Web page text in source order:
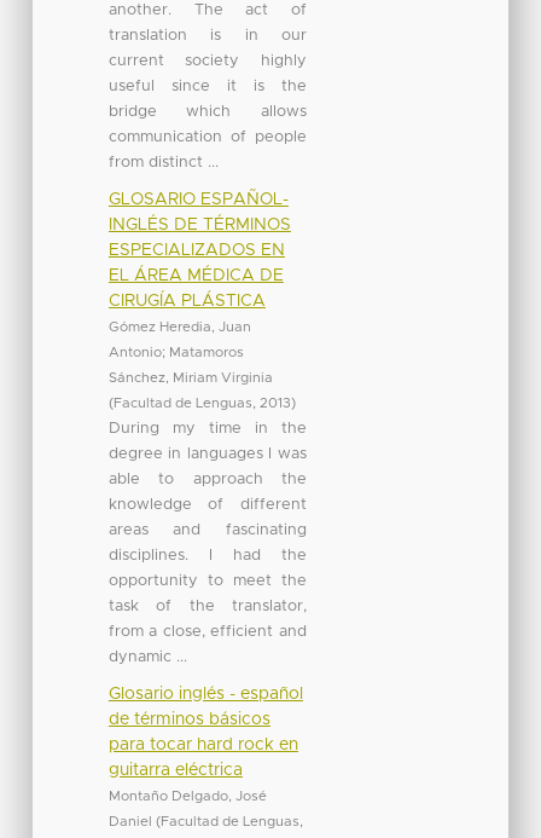
another. The act of
translation is in our
current society highly
useful since it is the
bridge which allows
communication of people
from distinct ...
GLOSARIO ESPAÑOL-
INGLÉS DE TÉRMINOS
ESPECIALIZADOS EN
EL ÁREA MÉDICA DE
CIRUGÍA PLÁSTICA
Gómez Heredia, Juan
Antonio; Matamoros
Sánchez, Miriam Virginia
(Facultad de Lenguas 2013)
During my time in the
degree in languages I was
able to approach the
knowledge of different
areas and fascinating
disciplines. I had the
opportunity to meet the
task of the translator,
from a close, efficient and
dynamic ...
Glosario inglés - español
de términos básicos
para tocar hard rock en
guitarra eléctrica
Montaño Delgado, José
Daniel
(Facultad de Lenguas